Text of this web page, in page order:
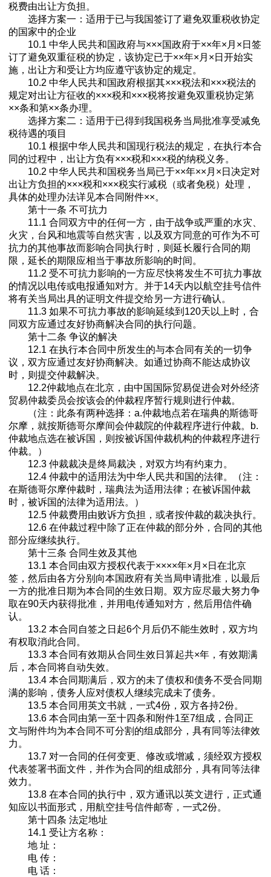
税费由出让方负担。
选择方案一：适用于已与我国签订了避免双重税收协定
的国家中的企业
10.1 中华人民共和国政府与×××国政府于××年×月×日签
订了避免双重征税的协定，该协定已于××年×月×日开始实
施，出让方和受让方均应遵守该协定的规定。
10.2 中华人民共和国政府根据其×××税法和×××税法的
规定对出让方征收的×××税和×××税将按避免双重税协定第
××条和第××条办理。
选择方案二：适用于已得到我国税务当局批准享受减免
税待遇的项目
10.1 根据中华人民共和国现行税法的规定，在执行本合
同的过程中，出让方负有×××税和×××税的纳税义务。
10.2 中华人民共和国税务当局已于××年××月×日决定对
出让方负担的×××税和×××税实行减税（或者免税）处理，
具体的处理办法详见本合同附件××。
第十一条 不可抗力
11.1 合同双方中的任何一方，由于战争或严重的水灾、
火灾，台风和地震等自然灾害，以及双方同意的可作为不可
抗力的其他事故而影响合同执行时，则延长履行合同的期
限，延长的期限应相当于事故所影响的时间。
11.2 受不可抗力影响的一方应尽快将发生不可抗力事故
的情况以电传或电报通知对方。并于14天内以航空挂号信件
将有关当局出具的证明文件提交给另一方进行确认。
11.3 如果不可抗力事故的影响延续到120天以上时，合
同双方应通过友好协商解决合同的执行问题。
第十二条 争议的解决
12.1 在执行本合同中所发生的与本合同有关的一切争
议，双方应通过友好协商解决。如通过协商不能达成协议
时，则提交仲裁解决。
12.2仲裁地点在北京，由中国国际贸易促进会对外经济
贸易仲裁委员会按该会的仲裁程序暂行规则进行仲裁。
（注：此条有两种选择：a.仲裁地点若在瑞典的斯德哥
尔摩，就按斯德哥尔摩间会仲裁院的仲裁程序进行仲裁。b.
仲裁地点选在被诉国，则按被诉国仲裁机构的仲裁程序进行
仲裁。）
12.3 仲裁裁决是终局裁决，对双方均有约束力。
12.4 仲裁中的适用法为中华人民共和国的法律。（注：
在斯德哥尔摩仲裁时，瑞典法为适用法律；在被诉国仲裁
时，被诉国的法律为适用法。）
12.5 仲裁费用由败诉方负担，或者按仲裁的裁决执行。
12.6 在仲裁过程中除了正在仲裁的部分外，合同的其他
部分应继续执行。
第十三条 合同生效及其他
13.1 本合同由双方授权代表于××××年×月×日在北京
签，然后由各方分别向本国政府有关当局申请批准，以最后
一方的批准日期为本合同的生效日期。双方应尽最大努力争
取在90天内获得批准，并用电传通知对方，然后用信件确
认。
13.2 本合同自签之日起6个月后仍不能生效时，双方均
有权取消此合同。
13.3 本合同有效期从合同生效日算起共×年，有效期满
后，本合同将自动失效。
13.4 本合同期满后，双方的未了债权和债务不受合同期
满的影响，债务人应对债权人继续完成未了债务。
13.5 本合同用英文书就，一式4份，双方各持2份。
13.6 本合同由第一至十四条和附件1至7组成，合同正
文与附件均为本合同不可分割的组成部分，具有同等法律效
力。
13.7 对一合同的任何变更、修改或增减，须经双方授权
代表签署书面文件，并作为合同的组成部分，具有同等法律
效力。
13.8 在本合同的执行中，双方通讯以英文进行，正式通
知应以书面形式，用航空挂号信件邮寄，一式2份。
第十四条 法定地址
14.1 受让方名称：
地 址：
电 传：
电 话：